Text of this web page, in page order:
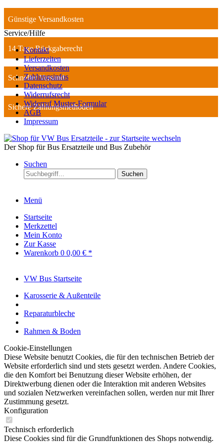
Günstige Versandkosten
14 Tage Rückgaberecht
Schneller Versand
Sichere Zahlungsmethoden
Service/Hilfe
Kontakt
Lieferzeiten
Versandkosten
Zahlungsinfos
Datenschutz
Widerrufsrecht
Widerruf Muster-Formular
AGB
Impressum
Der Shop für Bus Ersatzteile und Bus Zubehör
Suchen
Suchen
Menü
Startseite
Merkzettel
Mein Konto
Zur Kasse
Warenkorb 0 0,00 € *
VW Bus Startseite
Karosserie & Außenteile
Reparaturbleche
Rahmen & Boden
Cookie-Einstellungen
Diese Website benutzt Cookies, die für den technischen Betrieb der
Website erforderlich sind und stets gesetzt werden. Andere Cookies,
die den Komfort bei Benutzung dieser Website erhöhen, der
Direktwerbung dienen oder die Interaktion mit anderen Websites
und sozialen Netzwerken vereinfachen sollen, werden nur mit Ihrer
Zustimmung gesetzt.
Konfiguration
Technisch erforderlich
Diese Cookies sind für die Grundfunktionen des Shops notwendig.